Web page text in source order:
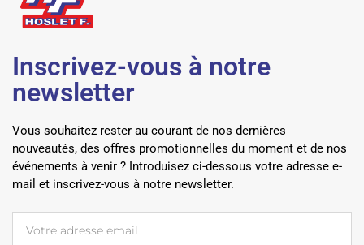
Inscrivez-vous à notre
newsletter
Vous souhaitez rester au courant de nos dernières
nouveautés, des offres promotionnelles du moment et de nos
événements à venir ? Introduisez ci-dessous votre adresse e-
mail et inscrivez-vous à notre newsletter.